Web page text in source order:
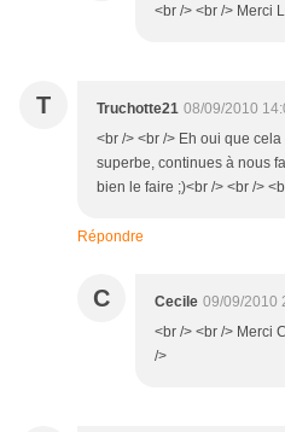
<br /> <br /> Merci
T Truchotte21 08/09/2010
<br /> <br /> Eh oui que
superbe, continues à nous
bien le faire ;)<br /> <br />
Répondre
C Cecile 09/09/2010
<br /> <br /> Merci
/>